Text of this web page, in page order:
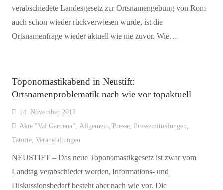
verabschiedete Landesgesetz zur Ortsnamengebung von Rom
auch schon wieder rückverwiesen wurde, ist die
Ortsnamenfrage wieder aktuell wie nie zuvor. Wie…
Toponomastikabend in Neustift:
Ortsnamenproblematik nach wie vor topaktuell
14. November 2012
Akte "Val Gardena"
Allgemein Presse, Pressemitteilungen
Tatorte Veranstaltungen
NEUSTIFT – Das neue Toponomastikgesetz ist zwar vom
Landtag verabschiedet worden, Informations- und
Diskussionsbedarf besteht aber nach wie vor. Die